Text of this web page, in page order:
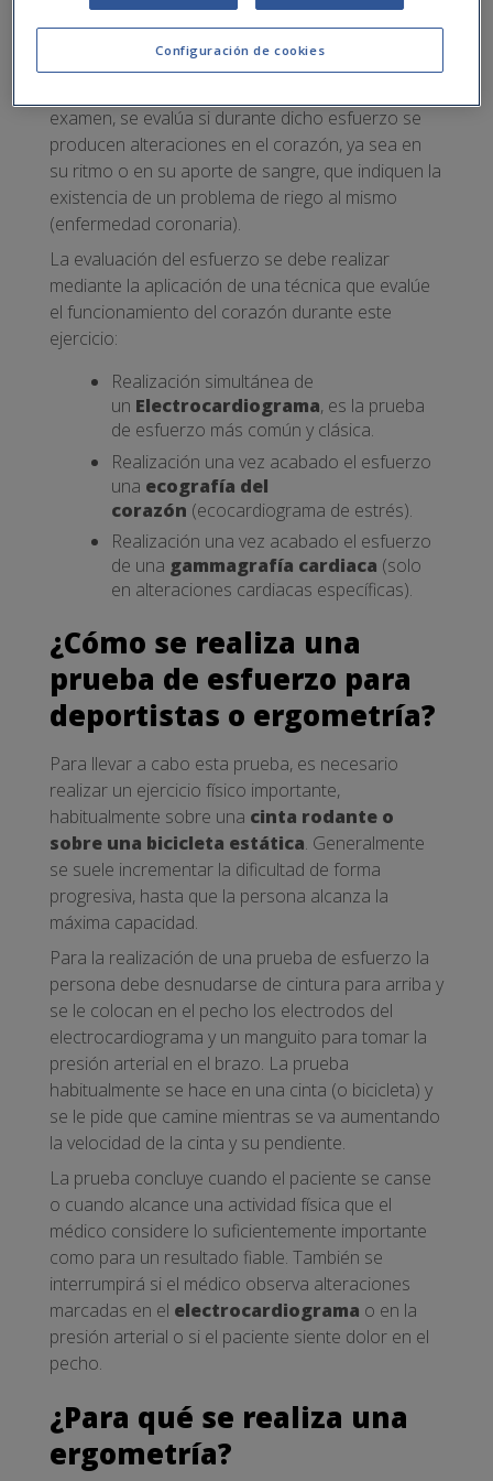
La ergometría, también conocida como prueba de
físico intenso con el fin devalorar la respuesta
examen, se evalúa si durante dicho esfuerzo se
producen alteraciones en el corazón, ya sea en
su ritmo o en su aporte de sangre, que indiquen la
existencia de un problema de riego al mismo
(enfermedad coronaria).
La evaluación del esfuerzo se debe realizar
mediante la aplicación de una técnica que evalúe
el funcionamiento del corazón durante este
ejercicio:
Realización simultánea de
un Electrocardiograma, es la prueba
de esfuerzo más común y clásica.
Realización una vez acabado el esfuerzo
una ecografía del
corazón (ecocardiograma de estrés).
Realización una vez acabado el esfuerzo
de una gammagrafía cardiaca (solo
en alteraciones cardiacas específicas).
¿Cómo se realiza una
prueba de esfuerzo para
deportistas o ergometría?
Para llevar a cabo esta prueba, es necesario
realizar un ejercicio físico importante,
habitualmente sobre una cinta rodante o
sobre una bicicleta estática. Generalmente
se suele incrementar la dificultad de forma
progresiva, hasta que la persona alcanza la
máxima capacidad.
Para la realización de una prueba de esfuerzo la
persona debe desnudarse de cintura para arriba y
se le colocan en el pecho los electrodos del
electrocardiograma y un manguito para tomar la
presión arterial en el brazo. La prueba
habitualmente se hace en una cinta (o bicicleta) y
se le pide que camine mientras se va aumentando
la velocidad de la cinta y su pendiente.
La prueba concluye cuando el paciente se canse
o cuando alcance una actividad física que el
médico considere lo suficientemente importante
como para un resultado fiable. También se
interrumpirá si el médico observa alteraciones
marcadas en el electrocardiograma o en la
presión arterial o si el paciente siente dolor en el
pecho.
¿Para qué se realiza una
ergometría?
Configuración de cookies